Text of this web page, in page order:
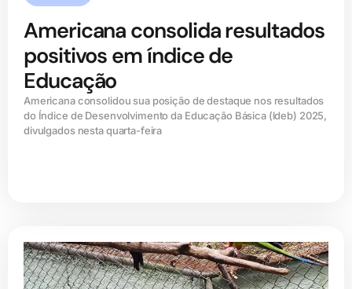
Americana consolida resultados
positivos em índice de
Educação
Americana consolidou sua posição de destaque nos resultados
do Índice de Desenvolvimento da Educação Básica (ldeb) 2025,
divulgados nesta quarta-feira